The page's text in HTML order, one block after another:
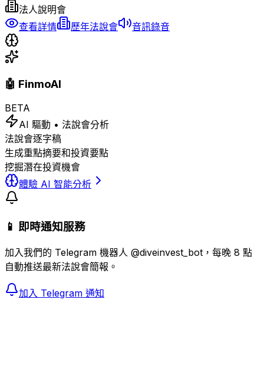
法人說明會
查看詳情
歷年法說會 音訊錄音
🤖 FinmoAI
BETA
AI 驅動 • 法說會分析
法說會逐字稿
生成重點摘要和投資要點
挖掘潛在投資機會
體驗 AI 智能分析
📱 即時通知服務
加入我們的 Telegram 機器人 @diveinvest_bot，每晚 8 點
自動推送最新法說會簡報。
加入 Telegram 通知